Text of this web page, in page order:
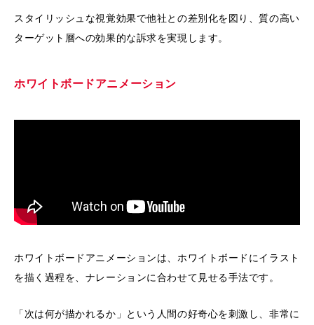
スタイリッシュな視覚効果で他社との差別化を図り、質の高い
ターゲット層への効果的な訴求を実現します。
ホワイトボードアニメーション
ホワイトボードアニメーションは、ホワイトボードにイラスト
を描く過程を、ナレーションに合わせて見せる手法です。
「次は何が描かれるか」という人間の好奇心を刺激し、非常に